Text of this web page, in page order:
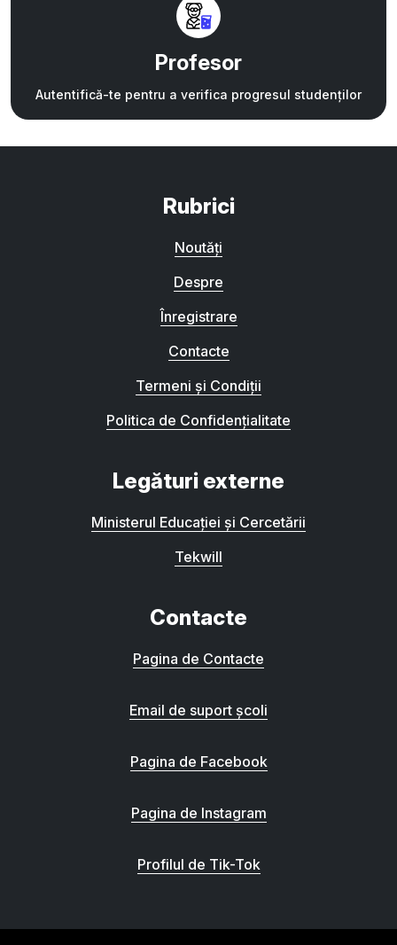
Profesor
Autentifică-te pentru a verifica progresul studenților
Rubrici
Noutăți
Despre
Înregistrare
Contacte
Termeni și Condiții
Politica de Confidențialitate
Legături externe
Ministerul Educației și Cercetării
Tekwill
Contacte
Pagina de Contacte
Email de suport școli
Pagina de Facebook
Pagina de Instagram
Profilul de Tik-Tok